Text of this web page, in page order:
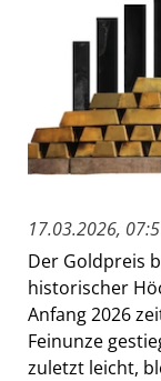
17.03.2026,
Der Goldpreis
historischer
Anfang 2026
Feinunze
zuletzt leicht,